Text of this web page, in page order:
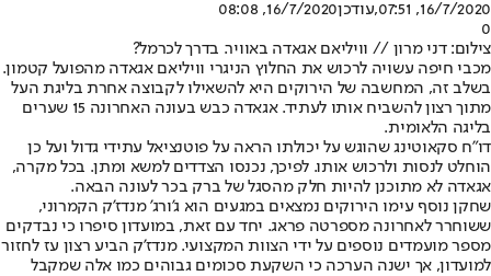
16/7/2020, 07:51
,עודכן16/7/2020, 08:08
0
צילום: דני מרון // וויליאם אגאדה באוויר. בדרך לכרמל?
מכבי חיפה עשויה לרכוש את החלוץ הניגרי וויליאם אגאדה מהפועל קטמון.
בשלב זה, המחשבה של הירוקים היא להשאילו לקבוצה אחרת בליגת העל
מתוך רצון להשביח אותו לעתיד. אגאדה כבש בעונה האחרונה 15 שערים
בליגה הלאומית.
דו"ח סקאוטינג שהוגש על יכולתו הראה על פוטנציאל עתידי גדול ועל כן
הוחלט לנסות ולרכוש אותו. לפיכך, נכנסו הצדדים למשא ומתן. בכל מקרה,
אגאדה לא מתוכנן להיות חלק מהסגל של ברק בכר לעונה הבאה.
שחקן נוסף עימו הירוקים נמצאים במגעים הוא ג'ורג' מנדז'ק הקמרוני,
ששוחרר לאחרונה מספרטה פראג. יחד עם זאת, במועדון סיפרו כי נבדקים
מספר מועמדים נוספים על ידי הצוות המקצועי. מנדז'ק הביע רצון עז לחזור
למועדון, אך ישנה הערכה כי השקעת סכומים גבוהים כמו אלה שמקבל